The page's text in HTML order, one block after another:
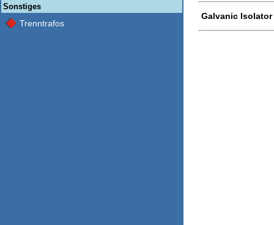
Sonstiges
Trenntrafos
Galvanic Isolator